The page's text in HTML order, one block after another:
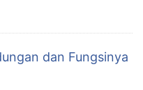
dan Fungsinya